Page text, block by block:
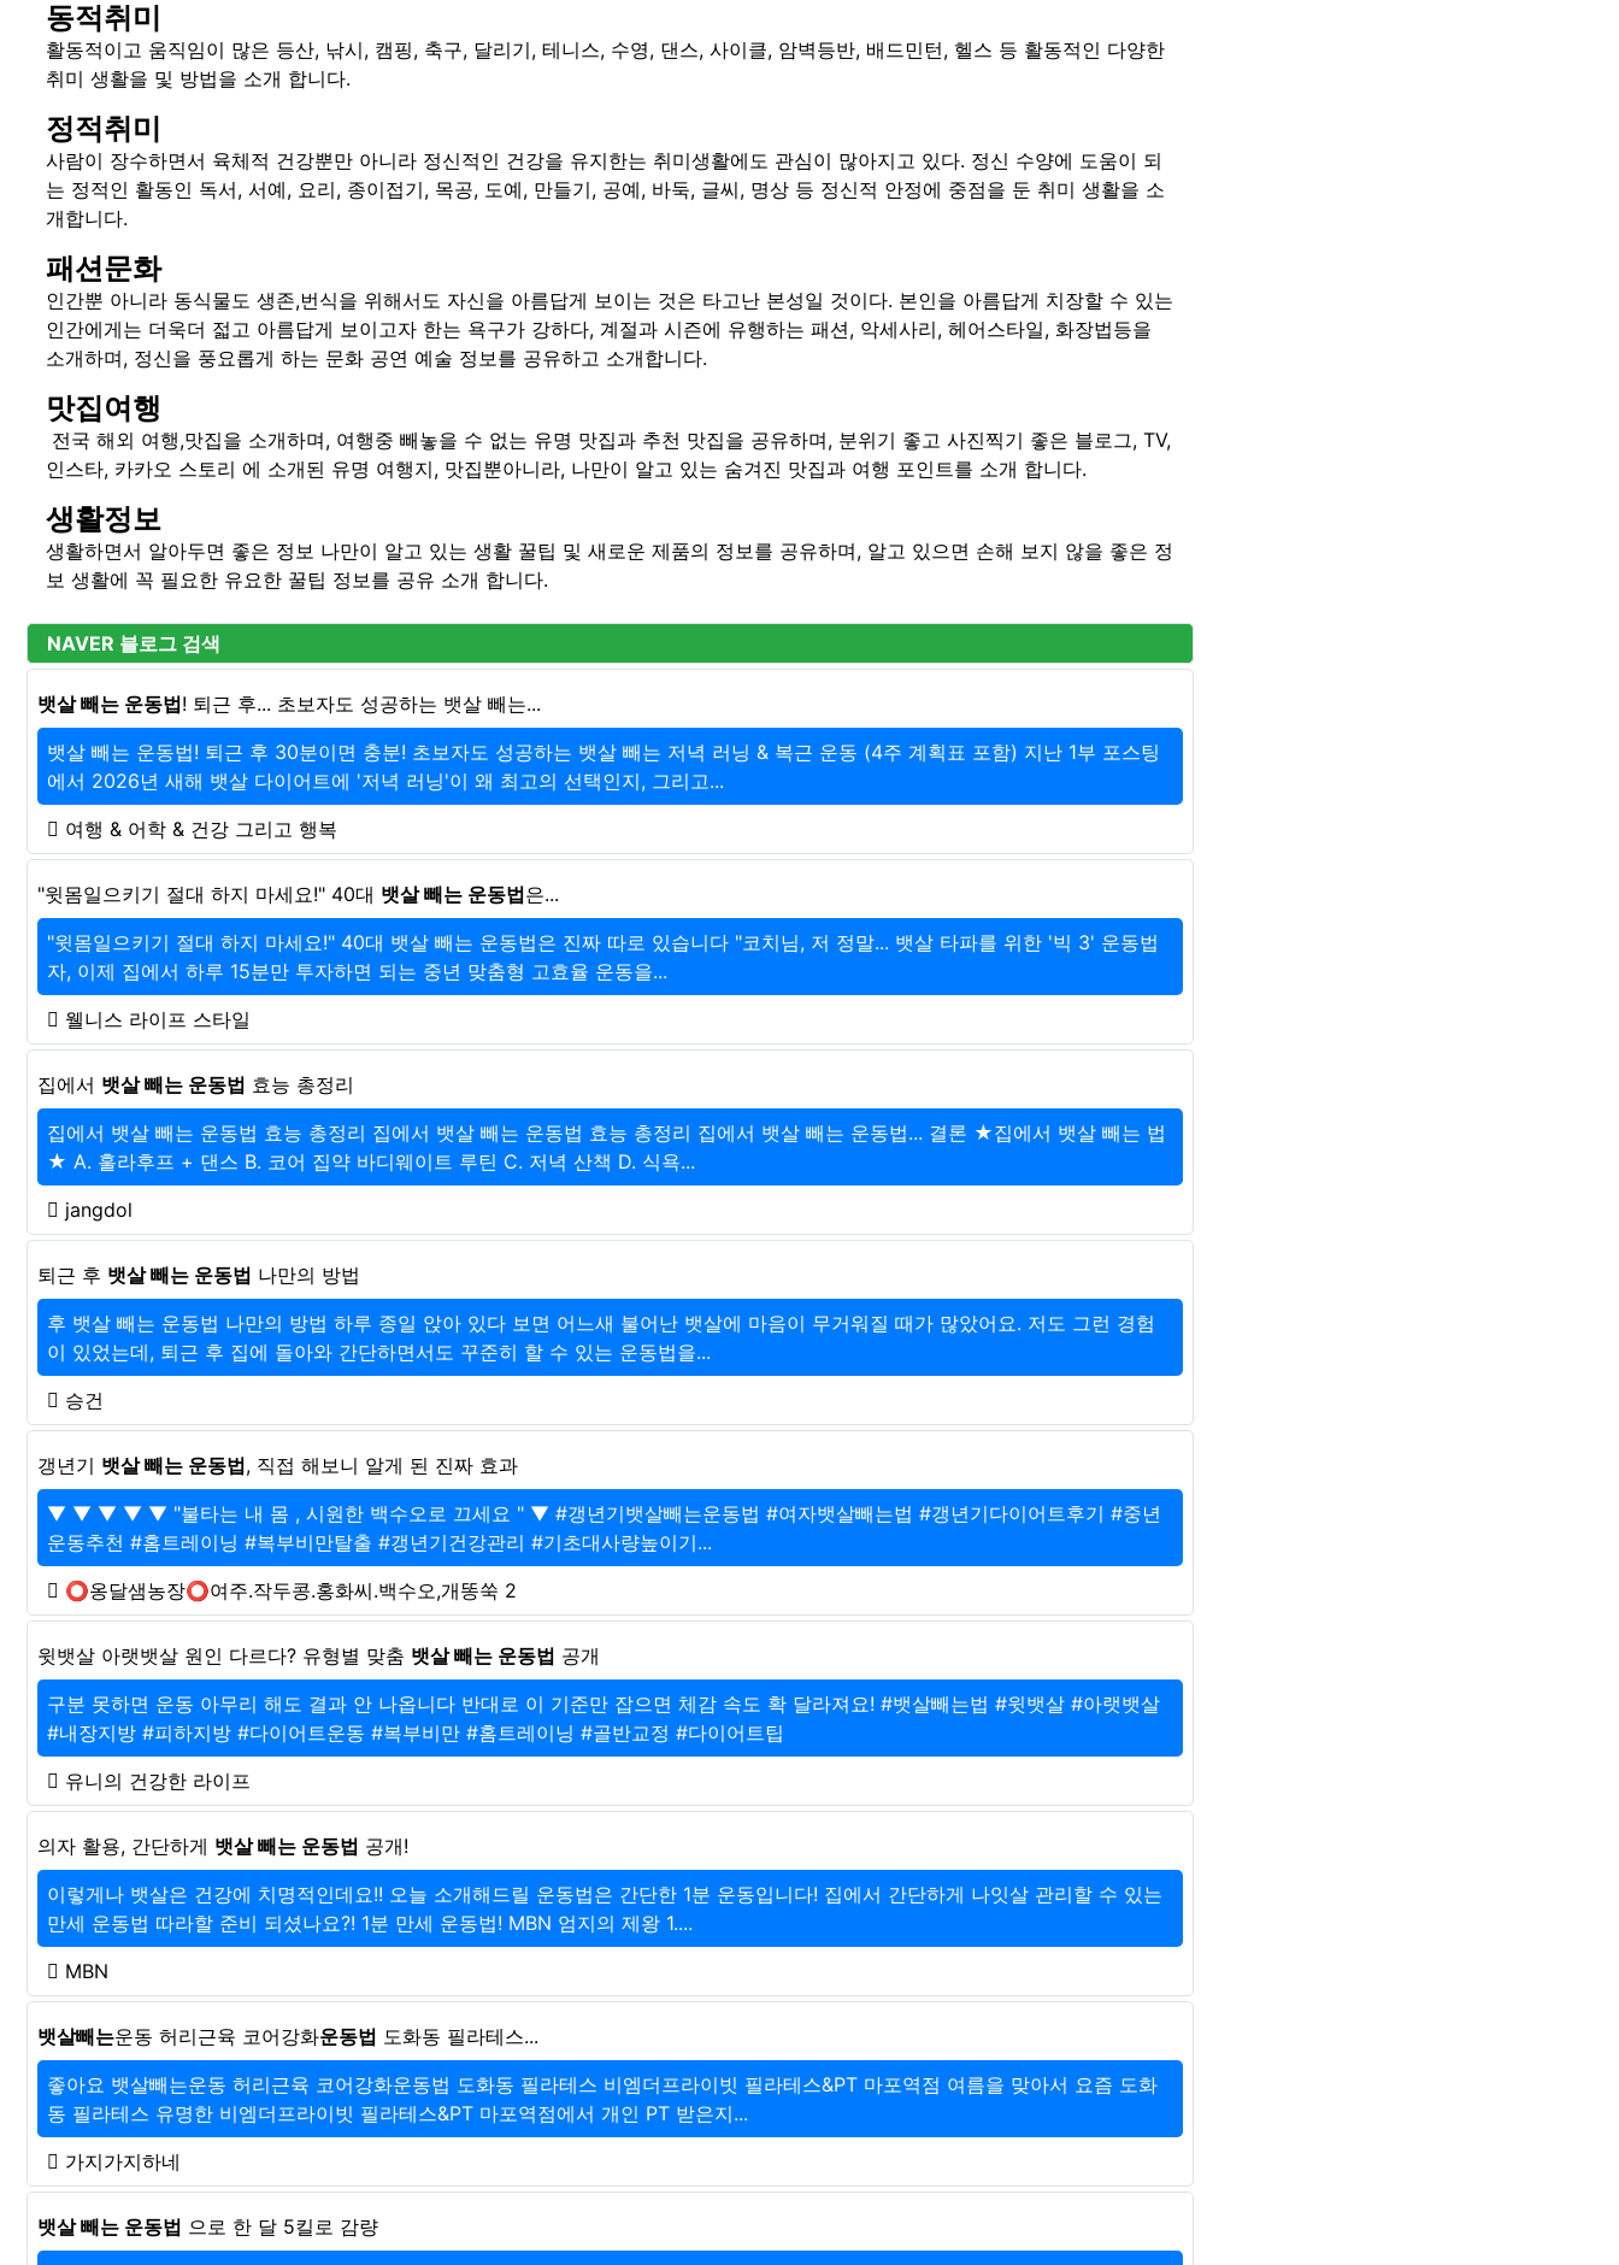
동적취미
활동적이고 움직임이 많은 등산, 낚시, 캠핑, 축구, 달리기, 테니스, 수영, 댄스, 사이클, 암벽등반, 배드민턴, 헬스 등 활동적인 다양한
취미 생활을 및 방법을 소개 합니다.
정적취미
사람이 장수하면서 육체적 건강뿐만 아니라 정신적인 건강을 유지한는 취미생활에도 관심이 많아지고 있다. 정신 수양에 도움이 되
는 정적인 활동인 독서, 서예, 요리, 종이접기, 목공, 도예, 만들기, 공예, 바둑, 글씨, 명상 등 정신적 안정에 중점을 둔 취미 생활을 소
개합니다.
패션문화
인간뿐 아니라 동식물도 생존,번식을 위해서도 자신을 아름답게 보이는 것은 타고난 본성일 것이다. 본인을 아름답게 치장할 수 있는
인간에게는 더욱더 젋고 아름답게 보이고자 한는 욕구가 강하다, 계절과 시즌에 유행하는 패션, 악세사리, 헤어스타일, 화장법등을
소개하며, 정신을 풍요롭게 하는 문화 공연 예술 정보를 공유하고 소개합니다.
맛집여행
전국 해외 여행,맛집을 소개하며, 여행중 빼놓을 수 없는 유명 맛집과 추천 맛집을 공유하며, 분위기 좋고 사진찍기 좋은 블로그, TV,
인스타, 카카오 스토리 에 소개된 유명 여행지, 맛집뿐아니라, 나만이 알고 있는 숨겨진 맛집과 여행 포인트를 소개 합니다.
생활정보
생활하면서 알아두면 좋은 정보 나만이 알고 있는 생활 꿀팁 및 새로운 제품의 정보를 공유하며, 알고 있으면 손해 보지 않을 좋은 정
보 생활에 꼭 필요한 유요한 꿀팁 정보를 공유 소개 합니다.
NAVER 블로그 검색
뱃살 빼는 운동법! 퇴근 후... 초보자도 성공하는 뱃살 빼는...
뱃살 빼는 운동법! 퇴근 후 30분이면 충분! 초보자도 성공하는 뱃살 빼는 저녁 러닝 & 복근 운동 (4주 계획표 포함) 지난 1부 포스팅
에서 2026년 새해 뱃살 다이어트에 '저녁 러닝'이 왜 최고의 선택인지, 그리고...
여행 & 어학 & 건강 그리고 행복
"윗몸일으키기 절대 하지 마세요!" 40대 뱃살 빼는 운동법은...
"윗몸일으키기 절대 하지 마세요!" 40대 뱃살 빼는 운동법은 진짜 따로 있습니다 "코치님, 저 정말... 뱃살 타파를 위한 '빅 3' 운동법
자, 이제 집에서 하루 15분만 투자하면 되는 중년 맞춤형 고효율 운동을...
웰니스 라이프 스타일
집에서 뱃살 빼는 운동법 효능 총정리
집에서 뱃살 빼는 운동법 효능 총정리 집에서 뱃살 빼는 운동법 효능 총정리 집에서 뱃살 빼는 운동법... 결론 ★집에서 뱃살 빼는 법
★ A. 훌라후프 + 댄스 B. 코어 집약 바디웨이트 루틴 C. 저녁 산책 D. 식욕...
jangdol
퇴근 후 뱃살 빼는 운동법 나만의 방법
후 뱃살 빼는 운동법 나만의 방법 하루 종일 앉아 있다 보면 어느새 불어난 뱃살에 마음이 무거워질 때가 많았어요. 저도 그런 경험
이 있었는데, 퇴근 후 집에 돌아와 간단하면서도 꾸준히 할 수 있는 운동법을...
승건
갱년기 뱃살 빼는 운동법, 직접 해보니 알게 된 진짜 효과
▼ ▼ ▼ ▼ ▼ "불타는 내 몸 , 시원한 백수오로 끄세요 " ▼ #갱년기뱃살빼는운동법 #여자뱃살빼는법 #갱년기다이어트후기 #중년
운동추천 #홈트레이닝 #복부비만탈출 #갱년기건강관리 #기초대사량높이기...
⭕옹달샘농장⭕여주.작두콩.홍화씨.백수오,개똥쑥 2
윗뱃살 아랫뱃살 원인 다르다? 유형별 맞춤 뱃살 빼는 운동법 공개
구분 못하면 운동 아무리 해도 결과 안 나옵니다 반대로 이 기준만 잡으면 체감 속도 확 달라져요! #뱃살빼는법 #윗뱃살 #아랫뱃살
#내장지방 #피하지방 #다이어트운동 #복부비만 #홈트레이닝 #골반교정 #다이어트팁
유니의 건강한 라이프
의자 활용, 간단하게 뱃살 빼는 운동법 공개!
이렇게나 뱃살은 건강에 치명적인데요!! 오늘 소개해드릴 운동법은 간단한 1분 운동입니다! 집에서 간단하게 나잇살 관리할 수 있는
만세 운동법 따라할 준비 되셨나요?! 1분 만세 운동법! MBN 엄지의 제왕 1....
MBN
뱃살빼는운동 허리근육 코어강화운동법 도화동 필라테스...
좋아요 뱃살빼는운동 허리근육 코어강화운동법 도화동 필라테스 비엠더프라이빗 필라테스&PT 마포역점 여름을 맞아서 요즘 도화
동 필라테스 유명한 비엠더프라이빗 필라테스&PT 마포역점에서 개인 PT 받은지...
가지가지하네
뱃살 빼는 운동법 으로 한 달 5킬로 감량